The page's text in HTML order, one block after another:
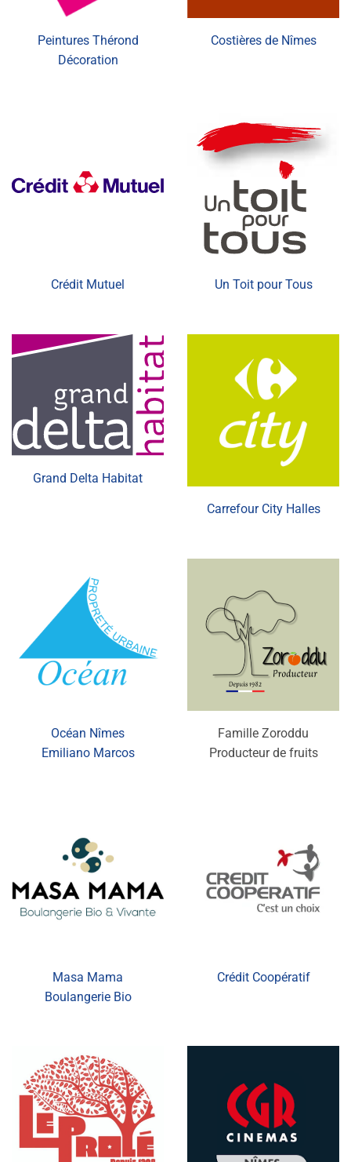
Peintures Thérond
Décoration
Costières de Nîmes
Crédit Mutuel Un Toit pour Tous
Grand Delta Habitat
Carrefour City Halles
Océan Nîmes
Emiliano Marcos
Famille Zoroddu
Producteur de fruits
Masa Mama
Boulangerie Bio
Crédit Coopératif